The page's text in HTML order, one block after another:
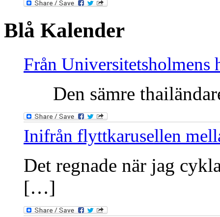
Blå Kalender
Från Universitetsholmens
Den sämre
Inifrån flyttkarusellen
Det regnade när jag
[…]